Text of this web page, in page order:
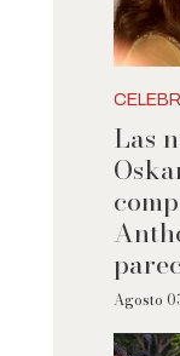
Las
Agosto